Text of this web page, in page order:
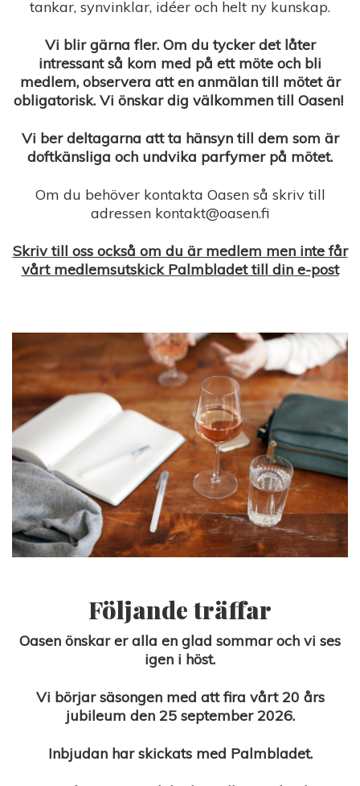
tankar, synvinklar, idéer och helt ny kunskap.
Vi blir gärna fler. Om du tycker det låter
intressant så kom med på ett möte och bli
medlem, observera att en anmälan till mötet är
obligatorisk. Vi önskar dig välkommen till Oasen!
Vi ber deltagarna att ta hänsyn till dem som är
doftkänsliga och undvika parfymer på mötet.
Om du behöver kontakta Oasen så skriv till
adressen kontakt@oasen.fi
Skriv till oss också om du är medlem men inte får
vårt medlemsutskick Palmbladet till din e-post
Följande träffar
Oasen önskar er alla en glad sommar och vi ses
igen i höst.
Vi börjar säsongen med att fira vårt 20 års
jubileum den 25 september 2026.
Inbjudan har skickats med Palmbladet.